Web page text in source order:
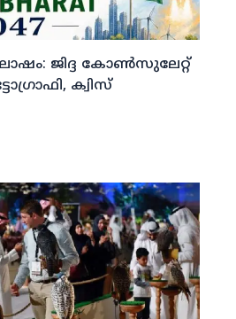
ജിദ്ദ കോണ്‍സുലേറ്റ്
ക്വിസ്